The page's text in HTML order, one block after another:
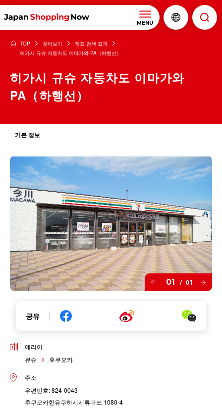
MENU
TOP 찾아보기
점포 검색 결과
히가시 규슈 자동차도 이마가와 PA（하행선）
히가시 규슈 자동차도 이마가와
PA（하행선）
기본 정보
01 / 01
공유
에리어
큐슈
후쿠오카
주소
우편번호: 824-0043
후쿠오카현유쿠하시시류마쓰 1080-4